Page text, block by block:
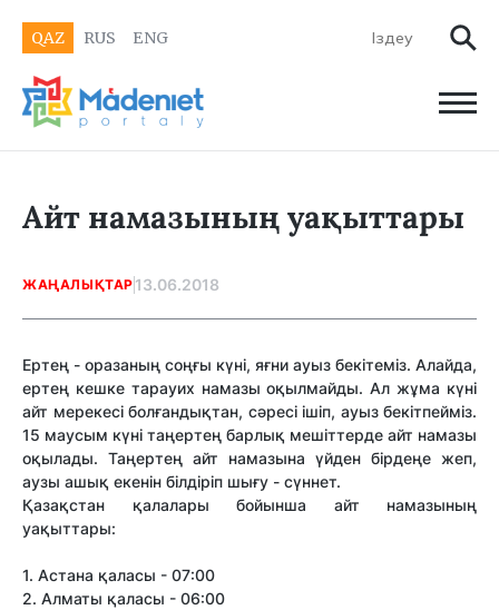
QAZ RUS ENG
Айт намазының уақыттары
ЖАҢАЛЫҚТАР 13.06.2018
Ертең - оразаның соңғы күні, яғни ауыз бекітеміз. Алайда,
ертең кешке тарауиx намазы оқылмайды. Ал жұма күні
айт мерекесі болғандықтан, сәресі ішіп, ауыз бекітпейміз.
15 маусым күні таңертең барлық мешіттерде айт намазы
оқылады. Таңертең айт намазына үйден бірдеңе жеп,
аузы ашық екенін білдіріп шығу - сүннет.
Қазақстан қалалары бойынша айт намазының
уақыттары:
1. Астана қаласы - 07:00
2. Алматы қаласы - 06:00